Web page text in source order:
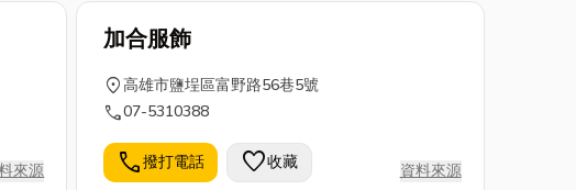
來源
加合服飾
location_on高雄市鹽埕區富野路56巷5號
call07-5310388
call撥打電話 favorite收藏 資料來源